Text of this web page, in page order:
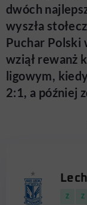
dwóch
wyszła
Puchar Polski
wziął rewanż
ligowym,
2:1, a później
Z Z